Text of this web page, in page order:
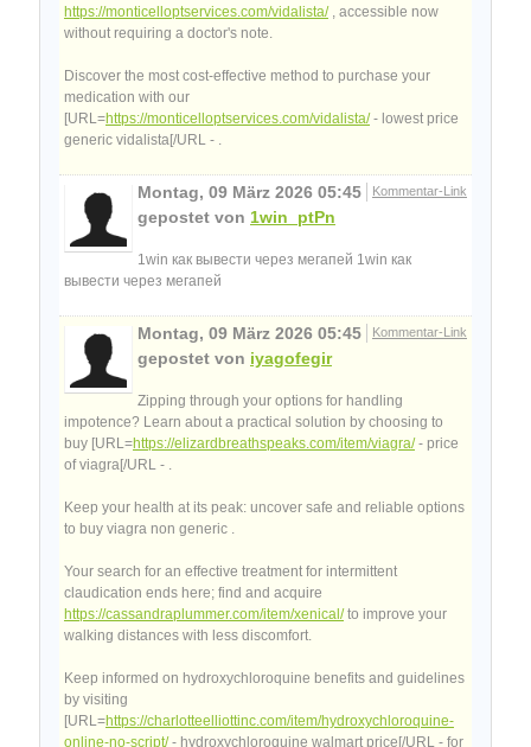
https://monticelloptservices.com/vidalista/, accessible now
without requiring a doctor's note.
Discover the most cost-effective method to purchase your
medication with our
[URL=https://monticelloptservices.com/vidalista/- lowest price
generic vidalista[/URL - .
Kommentar-Link
Montag, 09 März 2026 05:45
gepostet von 1win_ptPn
1win как вывести через мегапей 1win как
вывести через мегапей
Kommentar-Link
Montag, 09 März 2026 05:45
gepostet von iyagofegir
Zipping through your options for handling
impotence? Learn about a practical solution by choosing to
buy [URL=https://elizardbreathspeaks.com/item/viagra/- price
of viagra[/URL - .
Keep your health at its peak: uncover safe and reliable options
to buy viagra non generic .
Your search for an effective treatment for intermittent
claudication ends here; find and acquire
https://cassandraplummer.com/item/xenical/to improve your
walking distances with less discomfort.
Keep informed on hydroxychloroquine benefits and guidelines
by visiting
[URL=https://charlotteelliottinc.com/item/hydroxychloroquine-
online-no-script/- hydroxychloroquine walmart price[/URL - for